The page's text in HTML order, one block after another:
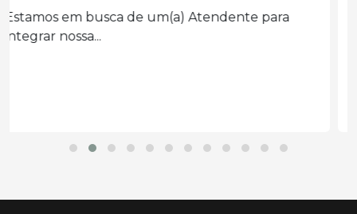
Graduação completa ou cursando
Administração, Processos Gerenciais e áreas...